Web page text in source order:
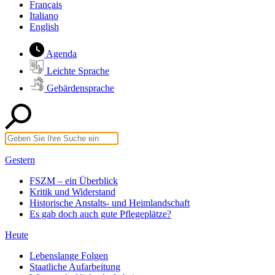
Français
Italiano
English
Agenda
Leichte Sprache
Gebärdensprache
Gestern
FSZM – ein Überblick
Kritik und Widerstand
Historische Anstalts- und Heimlandschaft
Es gab doch auch gute Pflegeplätze?
Heute
Lebenslange Folgen
Staatliche Aufarbeitung